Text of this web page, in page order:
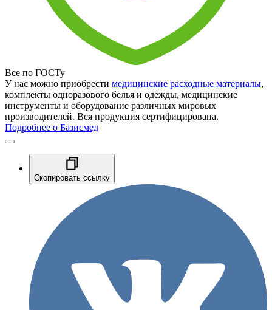
Все по ГОСТу
У нас можно приобрести медицинские расходные материалы,
комплекты одноразового белья и одежды, медицинские
инструменты и оборудование различных мировых
производителей. Вся продукция сертифицирована.
Подробнее о Базисмед
Скопировать ссылку